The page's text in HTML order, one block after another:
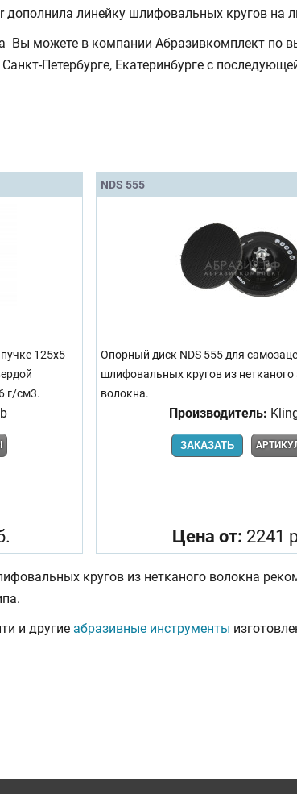
линейку шлифовальных кругов на
Вы можете в компании Абразивкомплект по
Петербурге, Екатеринбурге с
125x5
г/см3.
NDS 555
Опорный диск NDS 555 для
шлифовальных кругов из нетканого
волокна.
Производитель:
ЗАКАЗАТЬ
Цена от: 2241
кругов из нетканого волокна
и другие абразивные инструменты